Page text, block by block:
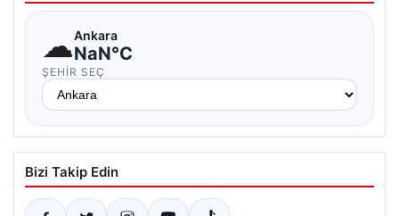
☁Ankara
NaN°C
ŞEHIR SEÇ
Bizi Takip Edin